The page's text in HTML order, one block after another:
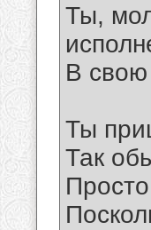
Ты,
В
Ты
Так